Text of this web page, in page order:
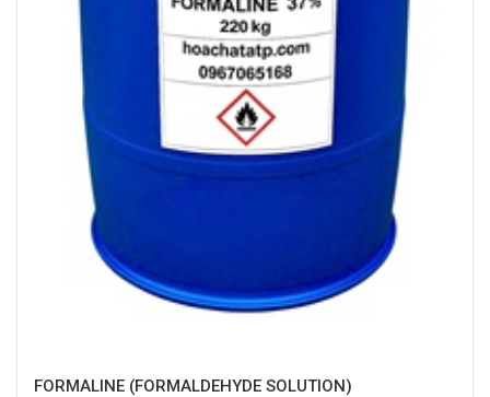
FORMALINE (FORMALDEHYDE SOLUTION)